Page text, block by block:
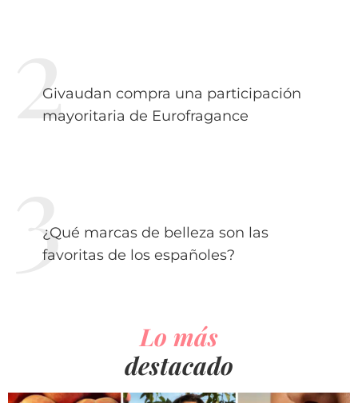
Givaudan compra una participación
mayoritaria de Eurofragance
¿Qué marcas de belleza son las
favoritas de los españoles?
Lo más
destacado